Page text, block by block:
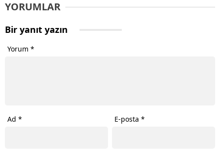
YORUMLAR
Bir yanıt yazın
Yorum *
Ad * E-posta*